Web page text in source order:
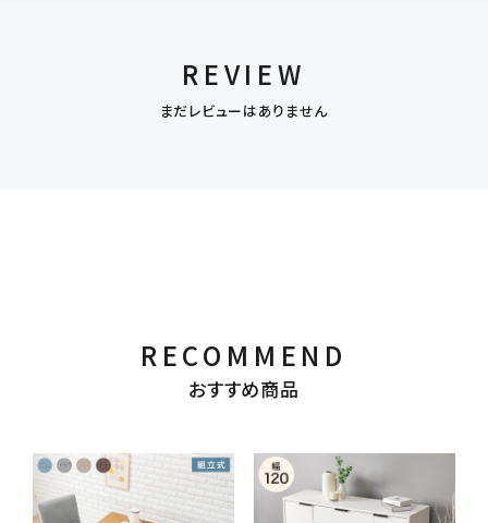
REVIEW
まだレビューはありません
RECOMMEND
おすすめ商品